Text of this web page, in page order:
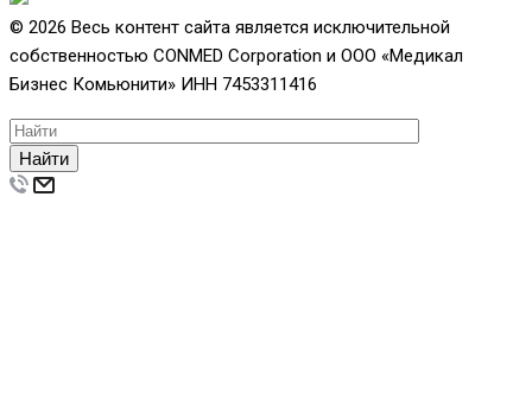
© 2026 Весь контент сайта является исключительной
собственностью CONMED Corporation и ООО «Медикал
Бизнес Комьюнити» ИНН 7453311416
Найти